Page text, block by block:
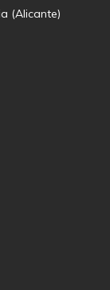
(Alicante)